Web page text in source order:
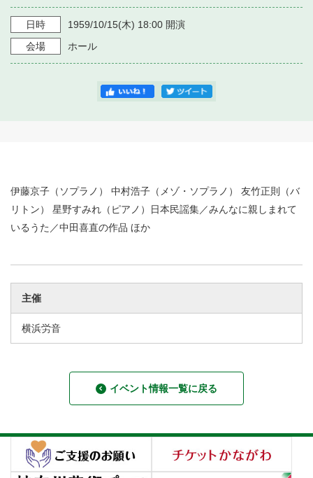
・ 利用料金
・ フロアマップ
・ 芸術参与
SNS
日時 1959/10/15(木) 18:00 開演
会場
ホール
伊藤京子（ソプラノ） 中村浩子（メゾ・ソプラノ） 友竹正則（バ
リトン） 星野すみれ（ピアノ）日本民謡集／みんなに親しまれて
いるうた／中田喜直の作品 ほか
主催
横浜労音
イベント情報一覧に戻る